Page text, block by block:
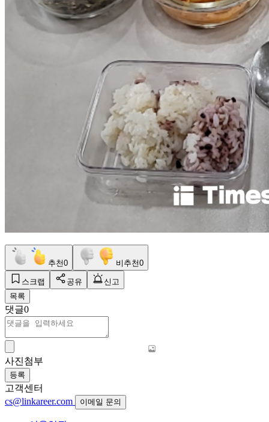
추천0 비추천0
스크랩 공유
신고
목록
댓글0
사진첨부
등록
고객센터
cs@linkareer.com
이메일 문의